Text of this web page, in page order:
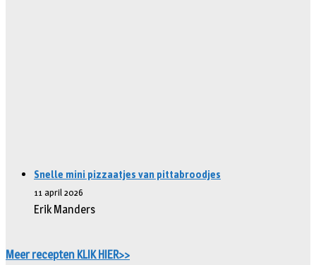
Snelle mini pizzaatjes van pittabroodjes
11 april 2026
Erik Manders
Meer recepten KLIK HIER>>